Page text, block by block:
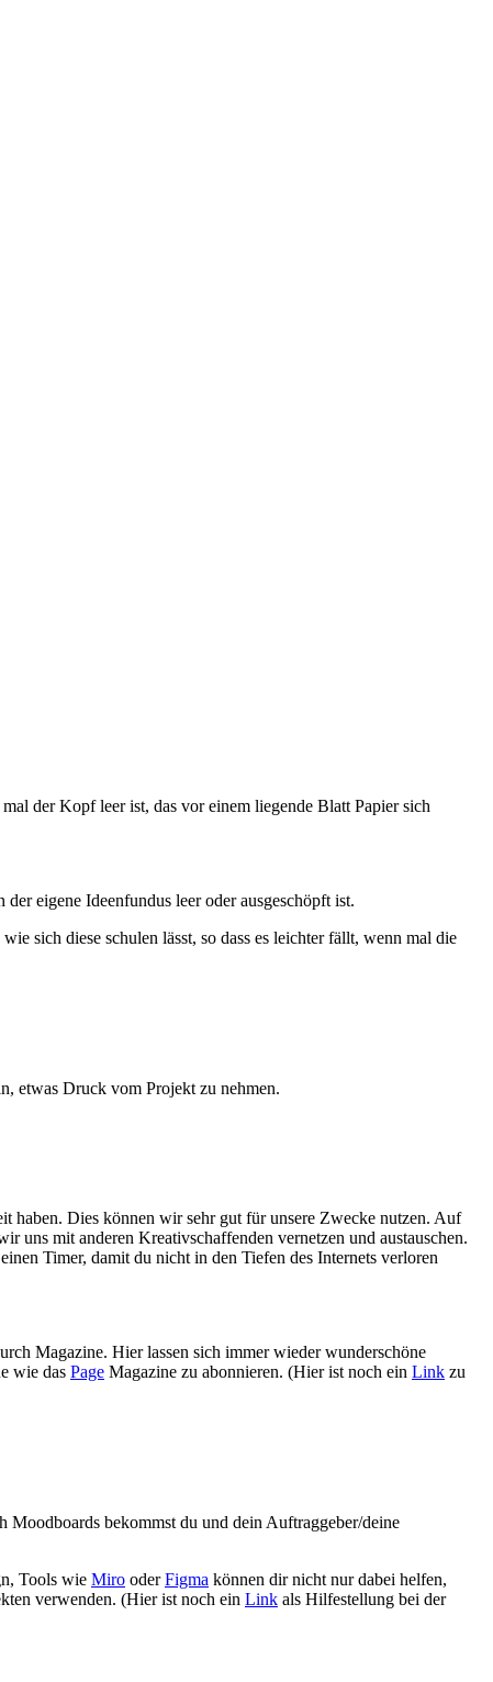
der Kopf leer ist, das vor einem liegende Blatt Papier sich
eigene Ideenfundus leer oder ausgeschöpft ist.
sich diese schulen lässt, so dass es leichter fällt, wenn mal die
etwas Druck vom Projekt zu nehmen.
haben. Dies können wir sehr gut für unsere Zwecke nutzen. Auf
uns mit anderen Kreativschaffenden vernetzen und austauschen.
Timer, damit du nicht in den Tiefen des Internets verloren
Magazine. Hier lassen sich immer wieder wunderschöne
wie das Page Magazine zu abonnieren. (Hier ist noch ein Link zu
Moodboards bekommst du und dein Auftraggeber/deine
Tools wie Miro oderFigma können dir nicht nur dabei helfen,
verwenden. (Hier ist noch ein Link als Hilfestellung bei der